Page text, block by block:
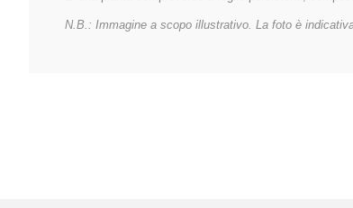
N.B.: Immagine a scopo illustrativo. La foto è